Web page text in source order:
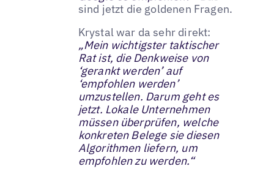
sind jetzt die goldenen Fragen.
Krystal war da sehr direkt:
„Mein wichtigster taktischer
Rat ist, die Denkweise von
‘gerankt werden’ auf
‘empfohlen werden’
umzustellen. Darum geht es
jetzt. Lokale Unternehmen
müssen überprüfen, welche
konkreten Belege sie diesen
Algorithmen liefern, um
empfohlen zu werden.“